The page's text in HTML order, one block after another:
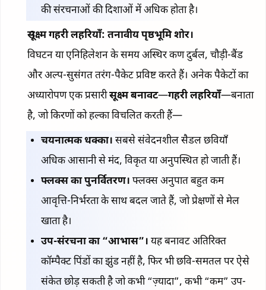
की संरचनाओं की दिशाओं में अधिक होता है।
सूक्ष्म गहरी लहरियाँ: तनावीय पृष्ठभूमि शोर।
विघटन या एनिहिलेशन के समय अस्थिर कण दुर्बल, चौड़ी-बैंड
और अल्प-सुसंगत तरंग-पैकेट प्रविष्ट करते हैं। अनेक पैकेटों का
अध्यारोपण एक प्रसारीसूक्ष्म बनावट—गहरी लहरियाँ—बनाता
है, जो किरणों को हल्का विचलित करती हैं—
चयनात्मक धक्का। सबसे संवेदनशील सैडल छवियाँ
अधिक आसानी से मंद, विकृत या अनुपस्थित हो जाती हैं।
फ्लक्स का पुनर्वितरण। फ्लक्स अनुपात बहुत कम
आवृत्ति-निर्भरता के साथ बदल जाते हैं, जो प्रेक्षणों से मेल
खाता है।
उप-संरचना का “आभास”। यह बनावट अतिरिक्त
कॉम्पैक्ट पिंडों का झुंड नहीं है, फिर भी छवि-समतल पर ऐसे
संकेत छोड़ सकती है जो कभी “ज़्यादा”, कभी “कम” उप-